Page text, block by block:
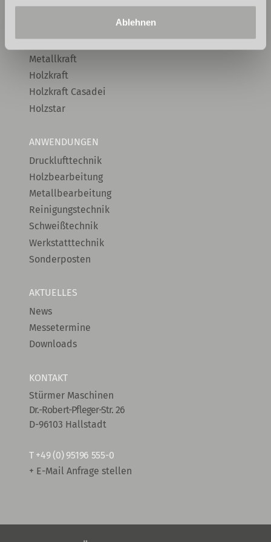
Ablehnen
Cleancraft
Optimum
Metallkraft
Holzkraft
Holzkraft Casadei
Holzstar
ANWENDUNGEN
Drucklufttechnik
Holzbearbeitung
Metallbearbeitung
Reinigungstechnik
Schweißtechnik
Werkstatttechnik
Sonderposten
AKTUELLES
News
Messetermine
Downloads
KONTAKT
Stürmer Maschinen
Dr.-Robert-Pfleger-Str. 26
D-96103 Hallstadt
T +49 (0) 95196 555-0
+ E-Mail Anfrage stellen